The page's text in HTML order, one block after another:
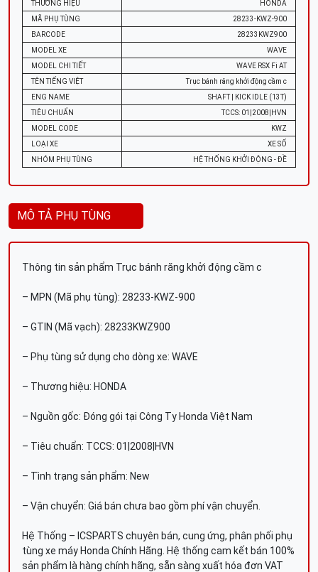
THƯƠNG HIỆU
HONDA
MÃ PHỤ TÙNG
28233-KWZ-900
BARCODE
28233KWZ900
MODEL XE
WAVE
MODEL CHI TIẾT
WAVE RSX Fi AT
TÊN TIẾNG VIỆT
Trục bánh răng khởi động cầm c
ENG NAME
SHAFT | KICK IDLE (13T)
TIÊU CHUẨN
TCCS: 01|2008|HVN
MODEL CODE
KWZ
LOẠI XE
XE SỐ
NHÓM PHỤ TÙNG
HỆ THỐNG KHỞI ĐỘNG - ĐỀ
MÔ TẢ PHỤ TÙNG
Thông tin sản phẩm Trục bánh răng khởi động cầm c
– MPN (Mã phụ tùng): 28233-KWZ-900
– GTIN (Mã vạch): 28233KWZ900
– Phụ tùng sử dụng cho dòng xe: WAVE
– Thương hiệu: HONDA
– Nguồn gốc: Đóng gói tại Công Ty Honda Việt Nam
– Tiêu chuẩn: TCCS: 01|2008|HVN
– Tình trạng sản phẩm: New
– Vận chuyển: Giá bán chưa bao gồm phí vận chuyển.
Hệ Thống – ICSPARTS chuyên bán, cung ứng, phân phối phụ
tùng xe máy Honda Chính Hãng. Hệ thống cam kết bán 100%
sản phẩm là hàng chính hãng, sẵn sàng xuất hóa đơn VAT